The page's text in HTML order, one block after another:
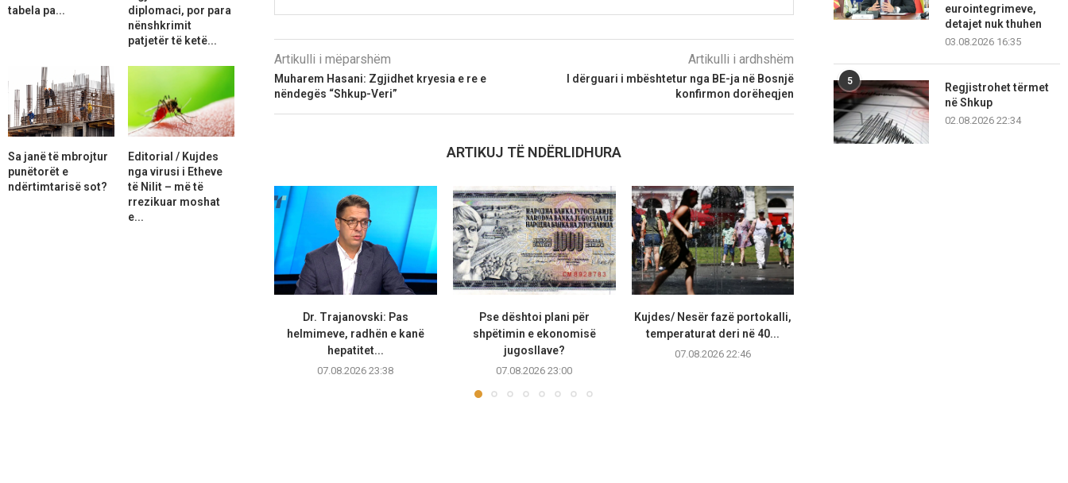
Artikulli i mëparshëm
Muharem Hasani: Zgjidhet kryesia e re e
nëndegës “Shkup-Veri”
Artikulli i ardhshëm
I dërguari i mbështetur nga BE-ja në Bosnjë
konfirmon dorëheqjen
ARTIKUJ TË NDËRLIDHURA
Dr. Trajanovski: Pas
helmimeve, radhën e kanë
hepatitet...
07.08.2026 23:38
Pse dështoi plani për
shpëtimin e ekonomisë
jugosllave?
07.08.2026 23:00
Kujdes/ Nesër fazë portokalli,
temperaturat deri në 40...
07.08.2026 22:46
eurointegrimeve,
detajet nuk thuhen
03.08.2026 16:35
5
Regjistrohet tërmet
në Shkup
02.08.2026 22:34
tabela pa...
diplomaci, por para
nënshkrimit
patjetër të ketë...
Sa janë të mbrojtur
punëtorët e
ndërtimtarisë sot?
Editorial / Kujdes
nga virusi i Etheve
të Nilit – më të
rrezikuar moshat
e...